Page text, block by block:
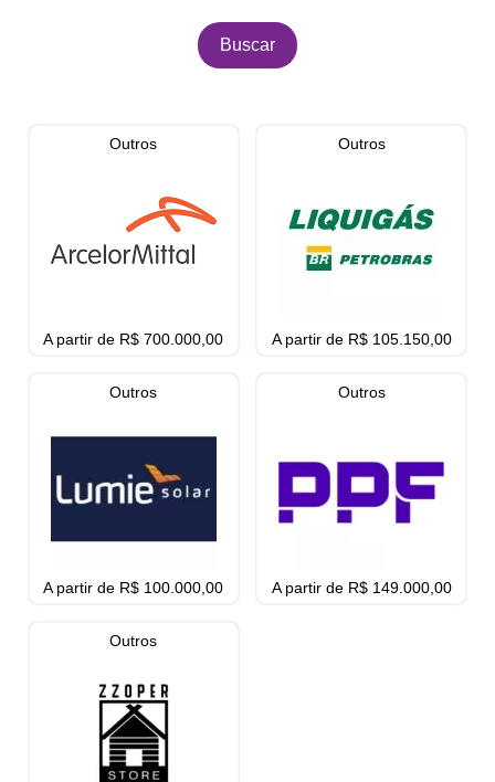
Outros
A partir de R$ 700.000,00
Outros
A partir de R$ 105.150,00
Outros
A partir de R$ 100.000,00
Outros
A partir de R$ 149.000,00
Outros